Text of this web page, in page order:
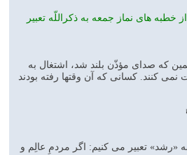
های نماز جمعه به ذكراللّه تعبیر
كه صدای مؤذّن بلند شد، اشتغال به
كنند. كسانی كه آن وقتها رفته بودند
«رشد» تعبیر می كنیم: اگر مردمِ عالِم و